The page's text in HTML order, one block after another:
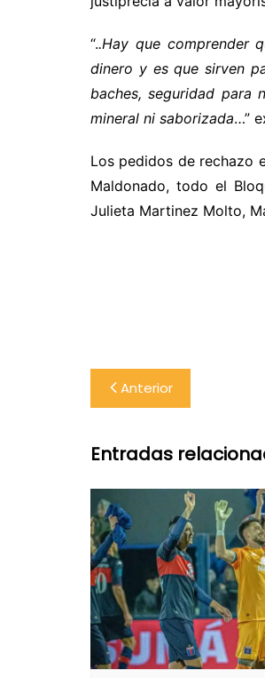
“..Hay que comprender
dinero y es que sirven
baches, seguridad para
mineral ni saborizada…”
Los pedidos de rechazo
Maldonado, todo el
Julieta Martinez Molto,
Navegación
de
entradas
Anterior
Entradas